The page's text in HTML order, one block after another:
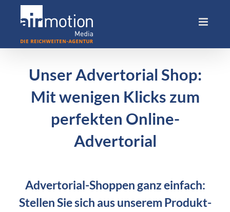
Unser Advertorial Shop:
Mit wenigen Klicks zum
perfekten Online-
Advertorial
Advertorial-Shoppen ganz einfach:
Stellen Sie sich aus unserem Produkt-